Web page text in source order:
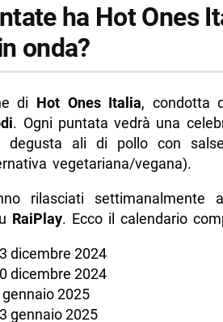
ha Hot Ones
onda?
di Hot Ones Italia, condotta
. Ogni puntata vedrà una
degusta ali di pollo con
vegetariana/vegana).
rilasciati settimanalmente
RaiPlay. Ecco il calendario
dicembre 2024
dicembre 2024
gennaio 2025
gennaio 2025